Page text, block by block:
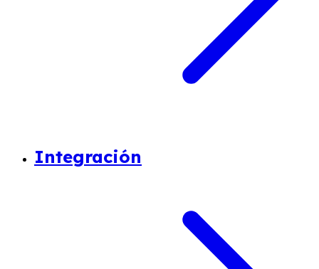
Integración